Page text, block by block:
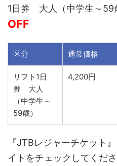
1日券 大人（中学生～59
OFF
区分 通常価格
リフト1日
券 大人
（中学生～
59歳）
4,200円
『JTBレジャーチケット
イトをチェックしてくださ